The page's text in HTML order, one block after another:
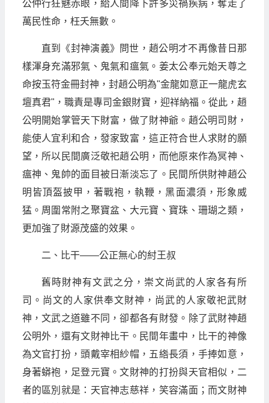
公仲行狂魅赤眼，給人間降下許多災禍疾病，奪走了
萬民性命，枉夭無數。
直到《封神演義》問世，趙公明才不再像昔日那
樣渾身充滿邪氣、鬼氣和瘟氣。姜太公奉元始天尊之
命按玉符金冊封神，封趙公明為"金龍如意正一龍虎玄
壇真君"，職責是專司金銀財寶，迎祥納福。從此，趙
公明開始掌管天下財富，做了財神爺。趙公明司財，
能使人宜利和合，發家致富，這正符合世人求財的願
望，所以民間廣泛敬祀趙公明，而他原來作為冥神、
瘟神、鬼帥的面目被日漸淡忘了。民間所供財神趙公
明皆頂盔披甲，著戰袍，執鞭，黑面濃須，形象威
猛。周圍常附之聚寶盆、大元寶、寶珠、珊瑚之類，
更加強了財源茂盛的效果。
二、比干——公正無心的紂王叔
舊時財神有文武之分，崇文尚武的人家各有所
司。尚文的人家供奉文財神，尚武的人家敬祀武財
神，文武之道雖不同，卻都各有財發。除了武財神趙
公明外，還有文財神比干。民間年畫中，比干的神像
為文官打扮，頭戴宰相紗帽，五綹長須，手捧如意，
身著蟒袍，足登元寶。文財神的打扮與天官相似，二
者的區別就是：天官神志慈祥，笑容滿面；而文財神